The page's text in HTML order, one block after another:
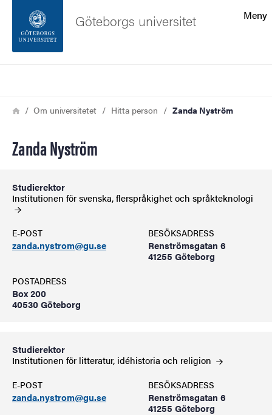
Sidfoten
Meny
Göteborgs universitet
Länkstig
HemOm universitetet Hitta person Zanda Nyström
Zanda Nyström
Studierektor
Institutionen för svenska, flerspråkighet och språkteknologi
E-POST
zanda.nystrom@gu.se
BESÖKSADRESS
Renströmsgatan 6
41255 Göteborg
POSTADRESS
Box 200
40530 Göteborg
Studierektor
Institutionen för litteratur, idéhistoria och religion
E-POST
zanda.nystrom@gu.se
BESÖKSADRESS
Renströmsgatan 6
41255 Göteborg